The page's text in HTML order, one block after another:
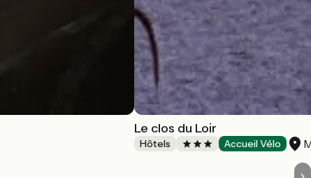
Le clos du Loir
Hôtels Accueil Vélo